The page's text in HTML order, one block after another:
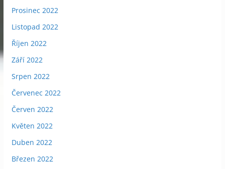
Prosinec 2022
Listopad 2022
Říjen 2022
Září 2022
Srpen 2022
Červenec 2022
Červen 2022
Květen 2022
Duben 2022
Březen 2022